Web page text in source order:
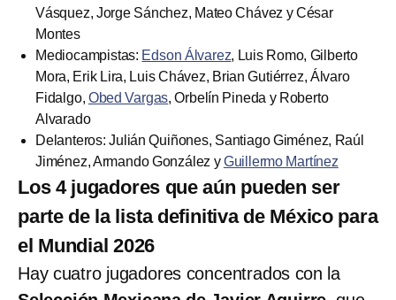
Vásquez, Jorge Sánchez, Mateo Chávez y César
Montes
Mediocampistas: Edson Álvarez, Luis Romo, Gilberto
Mora, Erik Lira, Luis Chávez, Brian Gutiérrez, Álvaro
Fidalgo, Obed Vargas, Orbelín Pineda y Roberto
Alvarado
Delanteros: Julián Quiñones, Santiago Giménez, Raúl
Jiménez, Armando González yGuillermo Martínez
Los 4 jugadores que aún pueden ser
parte de la lista definitiva de México para
el Mundial 2026
Hay cuatro jugadores concentrados con la